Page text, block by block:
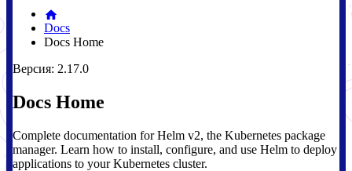
Docs
Docs Home
Версия: 2.17.0
Docs Home
Complete documentation for Helm v2, the Kubernetes package
manager. Learn how to install, configure, and use Helm to deploy
applications to your Kubernetes cluster.